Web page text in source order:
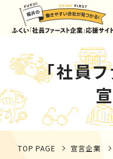
「社員
TOP PAGE 宣言企業